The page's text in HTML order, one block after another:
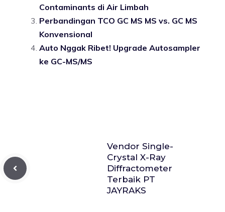
Contaminants di Air Limbah
Perbandingan TCO GC MS MS vs. GC MS
Konvensional
Auto Nggak Ribet! Upgrade Autosampler
ke GC-MS/MS
Vendor Single-
Crystal X-Ray
Diffractometer
Terbaik PT
JAYRAKS